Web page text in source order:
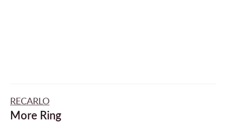
RECARLO
More Ring